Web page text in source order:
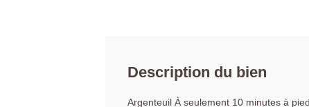
Description du bien
Argenteuil À seulement 10 minutes à